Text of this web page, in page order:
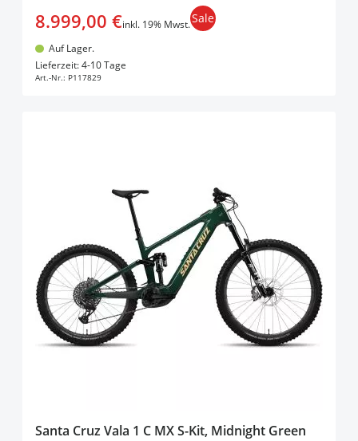
8.999,00 €inkl. 19% Mwst.Sale
Auf Lager.
Lieferzeit: 4-10 Tage
Art.-Nr.: P117829
Santa Cruz Vala 1 C MX S-Kit, Midnight Green